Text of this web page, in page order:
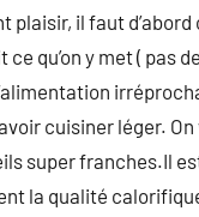
plaisir, il faut
ce qu’on y met ( pas
cuisiner léger.
super franches.Il
la qualité